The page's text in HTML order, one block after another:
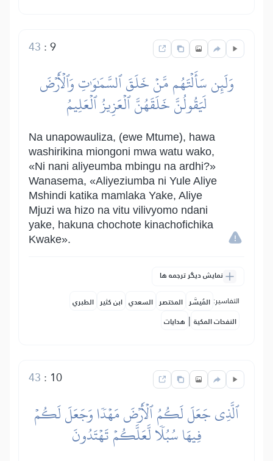
9
:
43
وَلَئِن سَأَلۡتَهُم مَّنۡ خَلَقَ ٱلسَّمَٰوَٰتِ وَٱلۡأَرۡضَ
لَيَقُولُنَّ خَلَقَهُنَّ ٱلۡعَزِيزُ ٱلۡعَلِيمُ
Na unapowauliza, (ewe Mtume), hawa
washirikina miongoni mwa watu wako,
«Ni nani aliyeumba mbingu na ardhi?»
Wanasema, «Aliyeziumba ni Yule Aliye
Mshindi katika mamlaka Yake, Aliye
Mjuzi wa hizo na vitu vilivyomo ndani
yake, hakuna chochote kinachofichika
Kwake».
نمایش دیگر ترجمه ها
التفاسير: المُيسَّر المختصر السعدي ابن كثير الطبري
النفحات المكية | هدايات
10
:
43
ٱلَّذِي جَعَلَ لَكُمُ ٱلۡأَرۡضَ مَهۡدٗا وَجَعَلَ لَكُمۡ
فِيهَا سُبُلٗا لَّعَلَّكُمۡ تَهۡتَدُونَ